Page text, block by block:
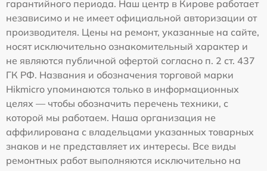
гарантийного периода. Наш центр в Кирове работает
независимо и не имеет официальной авторизации от
производителя. Цены на ремонт, указанные на сайте,
носят исключительно ознакомительный характер и
не являются публичной офертой согласно п. 2 ст. 437
ГК РФ. Названия и обозначения торговой марки
Hikmicro упоминаются только в информационных
целях — чтобы обозначить перечень техники, с
которой мы работаем. Наша организация не
аффилирована с владельцами указанных товарных
знаков и не представляет их интересы. Все виды
ремонтных работ выполняются исключительно на